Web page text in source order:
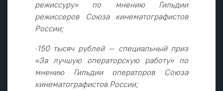
режиссуру» по мнению Гильдии
режиссеров Союза кинематографистов
России;
·150 тысяч рублей – специальный приз
«За лучшую операторскую работу» по
мнению Гильдии операторов Союза
кинематографистов России;